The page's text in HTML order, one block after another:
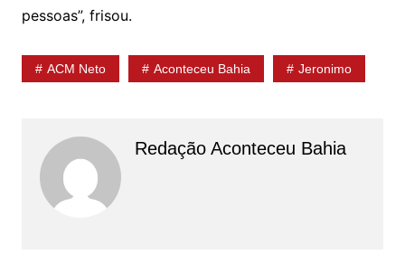
pessoas”, frisou.
ACM Neto Aconteceu Bahia Jeronimo
Redação Aconteceu Bahia